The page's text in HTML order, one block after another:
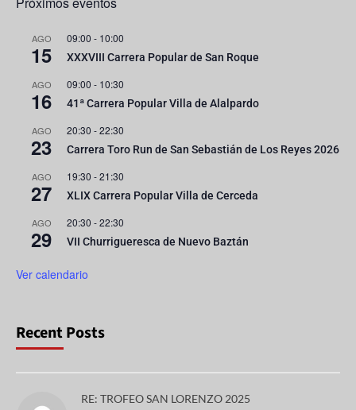
AGO
15
09:00 - 10:00
XXXVIII Carrera Popular de San Roque
AGO
16
09:00 - 10:30
41ª Carrera Popular Villa de Alalpardo
AGO
23
20:30 -22:30
Carrera Toro Run de San Sebastián de Los Reyes 2026
AGO
27
19:30 -21:30
XLIX Carrera Popular Villa de Cerceda
AGO
29
20:30 -22:30
VII Churrigueresca de Nuevo Baztán
Ver calendario
Recent Posts
RE: TROFEO SAN LORENZO 2025